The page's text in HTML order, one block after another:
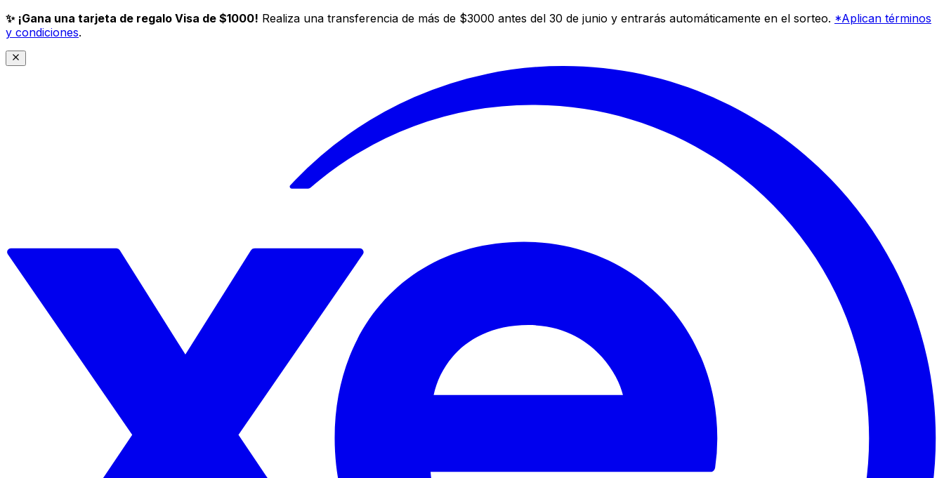
✨ ¡Gana una tarjeta de regalo Visa de $1000! Realiza una transferencia de más de $3000 antes del 30 de junio y entrarás automáticamente en el sorteo. *Aplican términos
y condiciones.